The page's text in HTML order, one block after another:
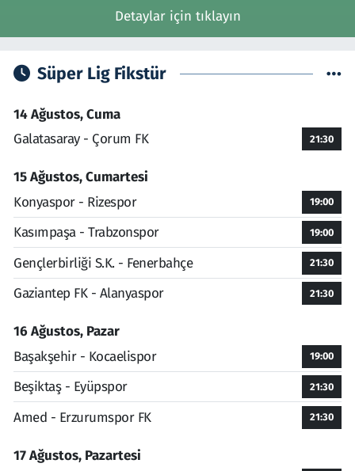
Detaylar için tıklayın
Süper Lig Fikstür
14 Ağustos, Cuma
Galatasaray - Çorum FK
21:30
15 Ağustos, Cumartesi
Konyaspor - Rizespor
19:00
Kasımpaşa - Trabzonspor 19:00
Gençlerbirliği S.K. - Fenerbahçe 21:30
Gaziantep FK - Alanyaspor 21:30
16 Ağustos, Pazar
Başakşehir - Kocaelispor
19:00
Beşiktaş - Eyüpspor 21:30
Amed - Erzurumspor FK 21:30
17 Ağustos, Pazartesi